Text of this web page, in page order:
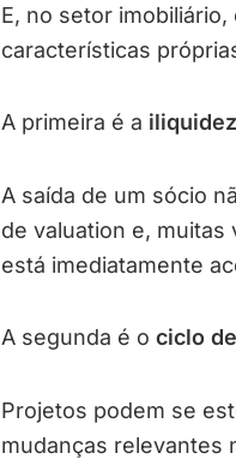
E, no setor
características
A primeira é a
A saída de um sócio
de valuation e, muitas
está imediatamente
A segunda é o ciclo
Projetos podem se
mudanças relevantes